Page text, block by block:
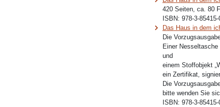
420 Seiten, ca. 80
ISBN: 978-3-85415-
Das Haus in dem
Die
Einer
und
einem Stoffobjekt
ein Zertifikat,
Die
bitte wenden Sie
ISBN: 978-3-85415-